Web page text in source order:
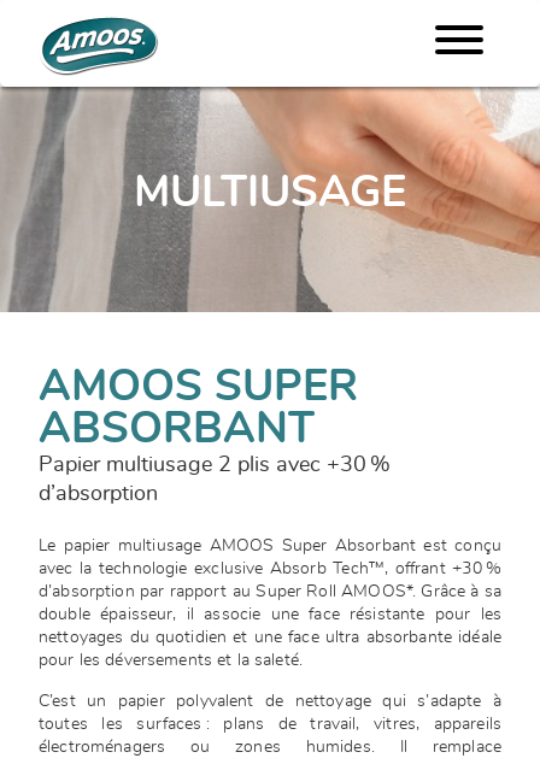
MULTIUSAGE
AMOOS SUPER
ABSORBANT
Papier multiusage 2 plis avec +30 %
d’absorption
Le papier multiusage AMOOS Super Absorbant est conçu
avec la technologie exclusive Absorb Tech™, offrant +30 %
d’absorption par rapport au Super Roll AMOOS*. Grâce à sa
double épaisseur, il associe une face résistante pour les
nettoyages du quotidien et une face ultra absorbante idéale
pour les déversements et la saleté.
C’est un papier polyvalent de nettoyage qui s’adapte à
toutes les surfaces : plans de travail, vitres, appareils
électroménagers ou zones humides. Il remplace